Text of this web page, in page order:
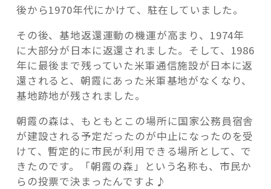
後から1970年代にかけて、駐在していました。
その後、基地返還運動の機運が高まり、1974年
に大部分が日本に返還されました。そして、1986
年に最後まで残っていた米軍通信施設が日本に返
還されると、朝霞にあった米軍基地がなくなり、
基地跡地が残されました。
朝霞の森は、もともとこの場所に国家公務員宿舎
が建設される予定だったのが中止になったのを受
けて、暫定的に市民が利用できる場所として、で
きたのです。「朝霞の森」という名称も、市民か
らの投票で決まったんですよ♪